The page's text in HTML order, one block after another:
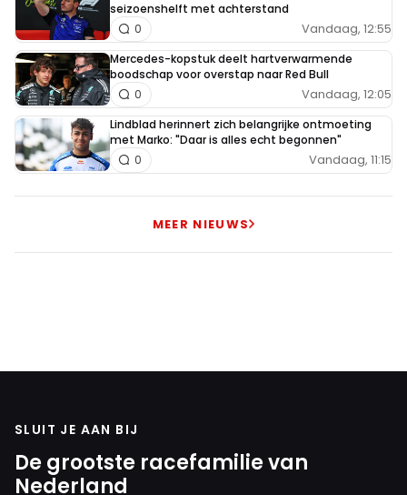
seizoenshelft met achterstand
Vandaag, 12:55
0
Mercedes-kopstuk deelt hartverwarmende
boodschap voor overstap naar Red Bull
Vandaag, 12:05
0
Lindblad herinnert zich belangrijke ontmoeting
met Marko: "Daar is alles echt begonnen"
Vandaag, 11:15
0
MEER NIEUWS
SLUIT JE AAN BIJ
De grootste racefamilie van
Nederland